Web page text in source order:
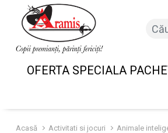
OFERTA SPECIALA
Acasă Activitati si jocuri Animale